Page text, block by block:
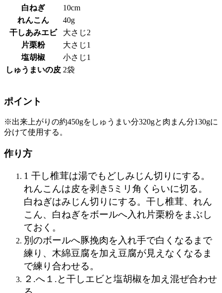
白ねぎ
10cm
れんこん
40g
干しあみエビ
大さじ2
片栗粉
大さじ1
塩胡椒
小さじ1
しゅうまいの皮 2袋
ポイント
※出来上がりの約450gをしゅうまい分320gと肉まん分130gに
分けて使用する。
作り方
1 干し椎茸は湯でもどしみじん切りにする。
れんこんは皮を剥き5ミリ角くらいに切る。
白ねぎはみじん切りにする。干し椎茸、れん
こん、白ねぎをボールへ入れ片栗粉をまぶし
ておく。
別のボールへ豚挽肉を入れ手で白くなるまで
練り、木綿豆腐を加え豆腐が見えなくなるま
で練り合わせる。
２.へ１.と干しエビと塩胡椒を加え混ぜ合わせ